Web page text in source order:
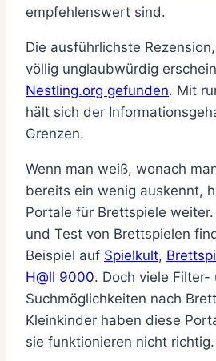
empfehlenswert sind.
Die ausführlichste
völlig unglaubwürdig
Nestling.org gefunden. Mit
hält sich der
Grenzen.
Wenn man weiß, wonach
bereits ein wenig auskennt,
Portale für Brettspiele
und Test von Brettspielen
Beispiel auf Spielkult,
H@ll 9000. Doch viele Filter-
Suchmöglichkeiten nach
Kleinkinder haben diese
sie funktionieren nicht richtig.